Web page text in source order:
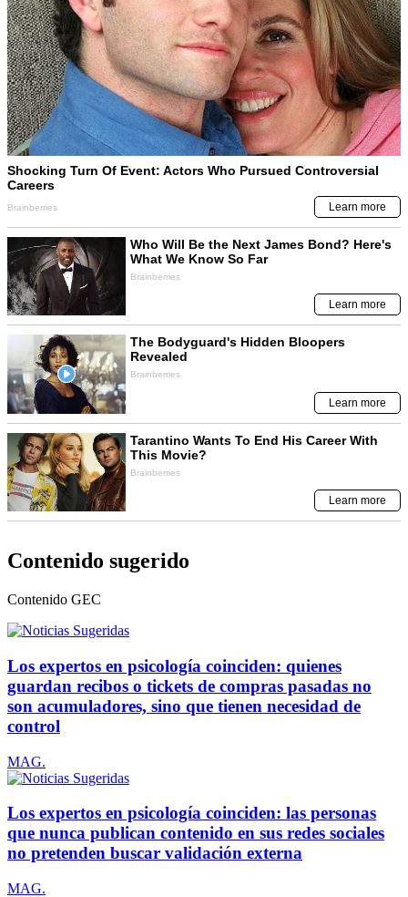
Contenido sugerido
Contenido GEC
Los expertos en psicología coinciden: quienes
guardan recibos o tickets de compras pasadas no
son acumuladores, sino que tienen necesidad de
control
MAG.
Los expertos en psicología coinciden: las personas
que nunca publican contenido en sus redes sociales
no pretenden buscar validación externa
MAG.